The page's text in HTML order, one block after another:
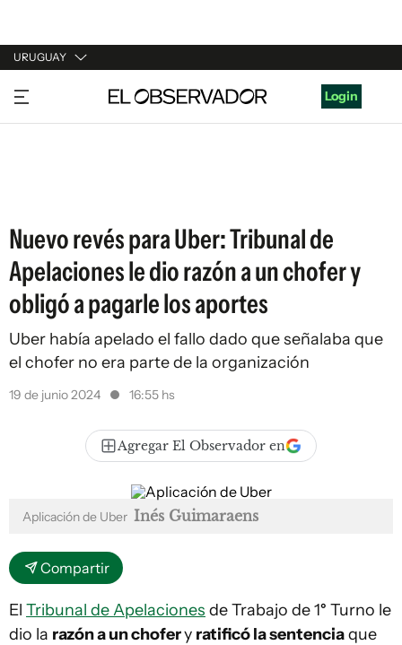
URUGUAY
URUGUAY
ARGENTINA
Login
Nuevo revés para Uber: Tribunal de
Apelaciones le dio razón a un chofer y
obligó a pagarle los aportes
Uber había apelado el fallo dado que señalaba que
el chofer no era parte de la organización
19 de junio 2024 16:55 hs
Agregar El Observador en
Aplicación de Uber Inés Guimaraens
Compartir
El Tribunal de Apelaciones de Trabajo de 1° Turno le
dio la razón a un chofery ratificó la sentenciaque